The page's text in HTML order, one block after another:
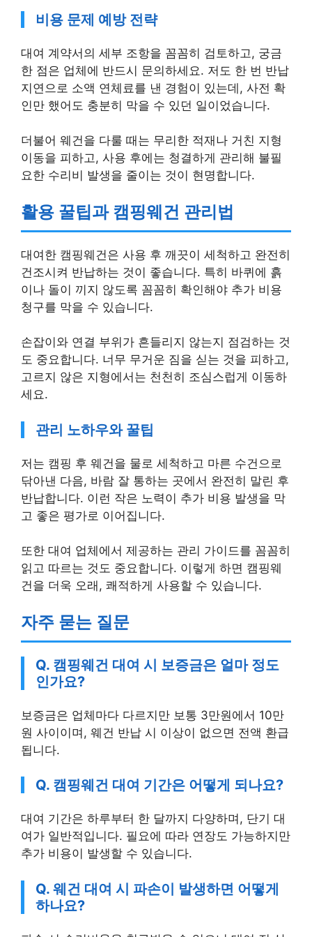
비용 문제 예방 전략
한 점은 업체에 반드시 문의하세요. 저도 한 번 반납
지연으로 소액 연체료를 낸 경험이 있는데, 사전 확
인만 했어도 충분히 막을 수 있던 일이었습니다.
이동을 피하고, 사용 후에는 청결하게 관리해 불필
요한 수리비 발생을 줄이는 것이 현명합니다.
활용 꿀팁과 캠핑웨건 관리법
건조시켜 반납하는 것이 좋습니다. 특히 바퀴에 흙
이나 돌이 끼지 않도록 꼼꼼히 확인해야 추가 비용
청구를 막을 수 있습니다.
도 중요합니다. 너무 무거운 짐을 싣는 것을 피하고,
고르지 않은 지형에서는 천천히 조심스럽게 이동하
세요.
관리 노하우와 꿀팁
닦아낸 다음, 바람 잘 통하는 곳에서 완전히 말린 후
반납합니다. 이런 작은 노력이 추가 비용 발생을 막
고 좋은 평가로 이어집니다.
읽고 따르는 것도 중요합니다. 이렇게 하면 캠핑웨
건을 더욱 오래, 쾌적하게 사용할 수 있습니다.
자주 묻는 질문
Q. 캠핑웨건 대여 시 보증금은 얼마 정도
인가요?
원 사이이며, 웨건 반납 시 이상이 없으면 전액 환급
됩니다.
Q. 캠핑웨건 대여 기간은 어떻게 되나요?
여가 일반적입니다. 필요에 따라 연장도 가능하지만
추가 비용이 발생할 수 있습니다.
Q. 웨건 대여 시 파손이 발생하면 어떻게
하나요?